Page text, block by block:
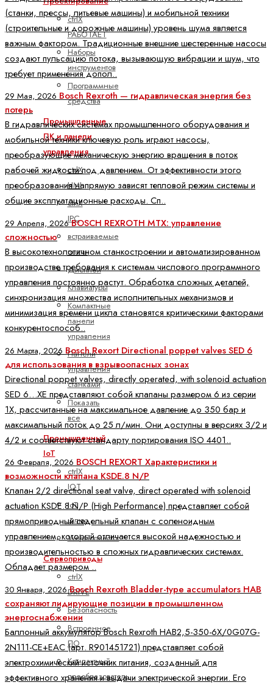
ctrlX
РАБОТАЕТ
Наборы
инструментов
Программные
средства
Промышленные
ПК и панели
управления
ctrlX
HMI
ctrlX
IPC
встраиваемые
платы
Дисплей
Клавиатуры
Компактные
панели
управления
Панели
управления
станками
Показать
все
Промышленный
IoT
ctrlX
IOT
IoT
шлюз
WebConnector
Сервоприводы
ctrlX
DRIVE
Безопасность
Встроенное
ПО
Компактный
преобразователь
(станки, прессы, литьевые машины) и мобильной техники
(строительные и дорожные машины) уровень шума является
важным фактором. Традиционные внешние шестеренные насосы
создают пульсацию потока, вызывающую вибрации и шум, что
требует применения допол..
29 Мая, 2026 Bosch Rexroth — гидравлическая энергия без
потерь
В гидравлических системах промышленного оборудования и
мобильной техники ключевую роль играют насосы,
преобразующие механическую энергию вращения в поток
рабочей жидкости под давлением. От эффективности этого
преобразования напрямую зависят тепловой режим системы и
общие эксплуатационные расходы. Сп..
29 Апреля, 2026BOSCH REXROTH MTX: управление
сложностью
В высокотехнологичном станкостроении и автоматизированном
производстве требования к системам числового программного
управления постоянно растут. Обработка сложных деталей,
синхронизация множества исполнительных механизмов и
минимизация времени цикла становятся критическими факторами
конкурентоспособ..
26 Марта, 2026 Bosch Rexort Directional poppet valves SED 6
для использования в взрывоопасных зонах
Directional poppet valves, directly operated, with solenoid actuation
SED 6…XE представляют собой клапаны размером 6 из серии
1X, рассчитанные на максимальное давление до 350 бар и
максимальный поток до 25 л/мин. Они доступны в версиях 3/2 и
4/2 и соответствуют стандарту портирования ISO 4401..
26 Февраля, 2026 BOSCH REXORT Характеристики и
возможности клапана KSDE.8 N/P
Клапан 2/2 directional seat valve, direct operated with solenoid
actuation KSDE.8 N/P (High Performance) представляет собой
прямоприводный седельный клапан с соленоидным
управлением, который отличается высокой надежностью и
производительностью в сложных гидравлических системах.
Обладает размером ..
30 Января, 2026Bosch Rexroth Bladder-type accumulators HAB
сохраняют лидирующие позиции в промышленном
энергоснабжении
Баллонный аккумулятор Bosch Rexroth HAB2,5-350-6X/0G07G-
2N111-CE+EAC (арт. R901451721) представляет собой
электрохимический источник питания, созданный для
эффективного хранения и выдачи электрической энергии. Его